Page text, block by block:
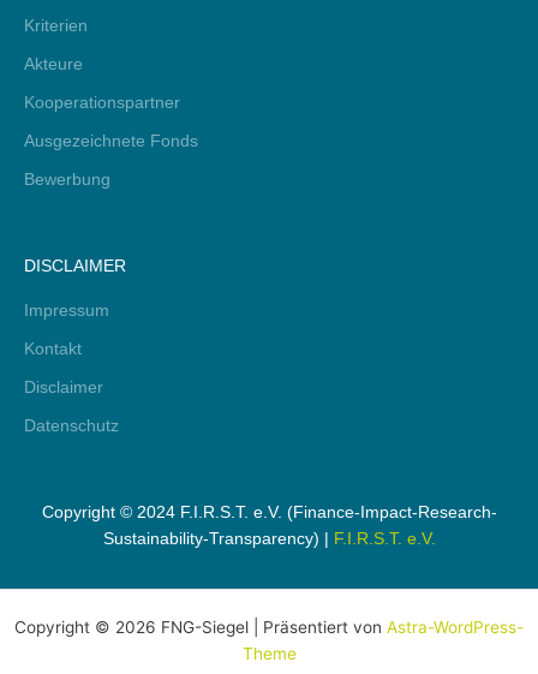
Kriterien
Akteure
Kooperationspartner
Ausgezeichnete Fonds
Bewerbung
DISCLAIMER
Impressum
Kontakt
Disclaimer
Datenschutz
Copyright © 2024 F.I.R.S.T. e.V. (Finance-Impact-Research-
Sustainability-Transparency) |
F.I.R.S.T. e.V.
Copyright © 2026 FNG-Siegel | Präsentiert von Astra-WordPress-
Theme